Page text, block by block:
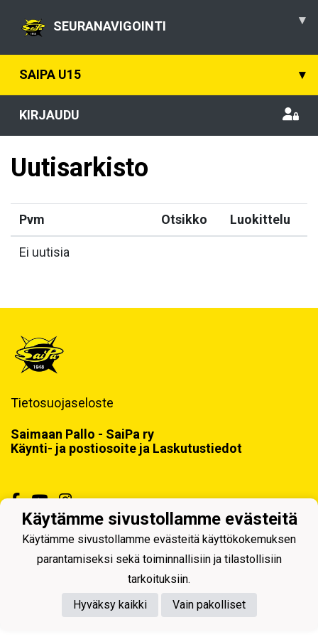
SEURANAVIGOINTI ▾
SAIPA U15 ▾
KIRJAUDU
Uutisarkisto
Pvm Otsikko Luokittelu
Ei uutisia
Tietosuojaseloste
Saimaan Pallo - SaiPa ry
Käynti- ja postiosoite ja Laskutustiedot
Powered by
Käytämme sivustollamme evästeitä
Käytämme sivustollamme evästeitä käyttökokemuksen
parantamiseksi sekä toiminnallisiin ja tilastollisiin
tarkoituksiin.
Hyväksy kaikki
Vain pakolliset